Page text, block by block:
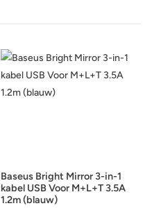
Baseus Bright Mirror 3-in-1
kabel USB Voor M+L+T 3.5A
1.2m (blauw)